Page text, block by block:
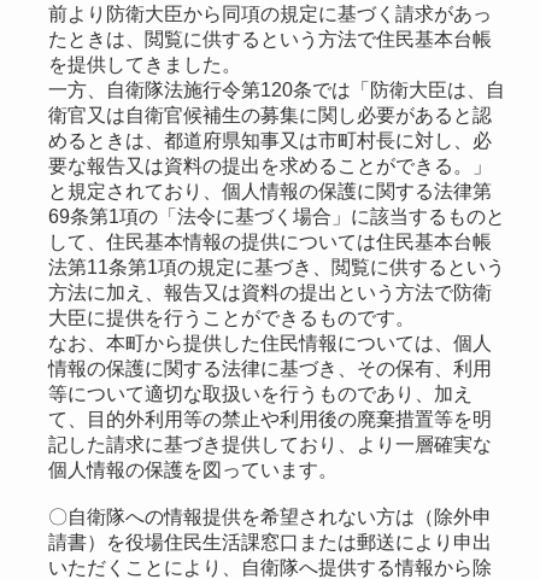
前より防衛大臣から同項の規定に基づく請求があっ
たときは、閲覧に供するという方法で住民基本台帳
を提供してきました。
一方、自衛隊法施行令第120条では「防衛大臣は、自
衛官又は自衛官候補生の募集に関し必要があると認
めるときは、都道府県知事又は市町村長に対し、必
要な報告又は資料の提出を求めることができる。」
と規定されており、個人情報の保護に関する法律第
69条第1項の「法令に基づく場合」に該当するものと
して、住民基本情報の提供については住民基本台帳
法第11条第1項の規定に基づき、閲覧に供するという
方法に加え、報告又は資料の提出という方法で防衛
大臣に提供を行うことができるものです。
なお、本町から提供した住民情報については、個人
情報の保護に関する法律に基づき、その保有、利用
等について適切な取扱いを行うものであり、加え
て、目的外利用等の禁止や利用後の廃棄措置等を明
記した請求に基づき提供しており、より一層確実な
個人情報の保護を図っています。
〇自衛隊への情報提供を希望されない方は（除外申
請書）を役場住民生活課窓口または郵送により申出
いただくことにより、自衛隊へ提供する情報から除